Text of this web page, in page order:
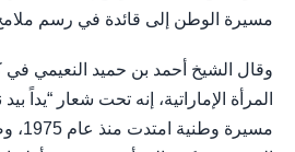
مسيرة الوطن إلى قائدة في رسم
وقال الشيخ أحمد بن حميد النعيمي في
المرأة الإماراتية، إنه تحت شعار “يداً
مسيرة